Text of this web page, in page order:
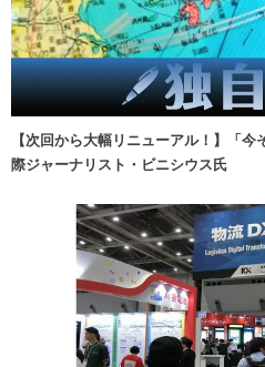
【次回から大幅リニューアル！】「
際ジャーナリスト・ビニシウス氏